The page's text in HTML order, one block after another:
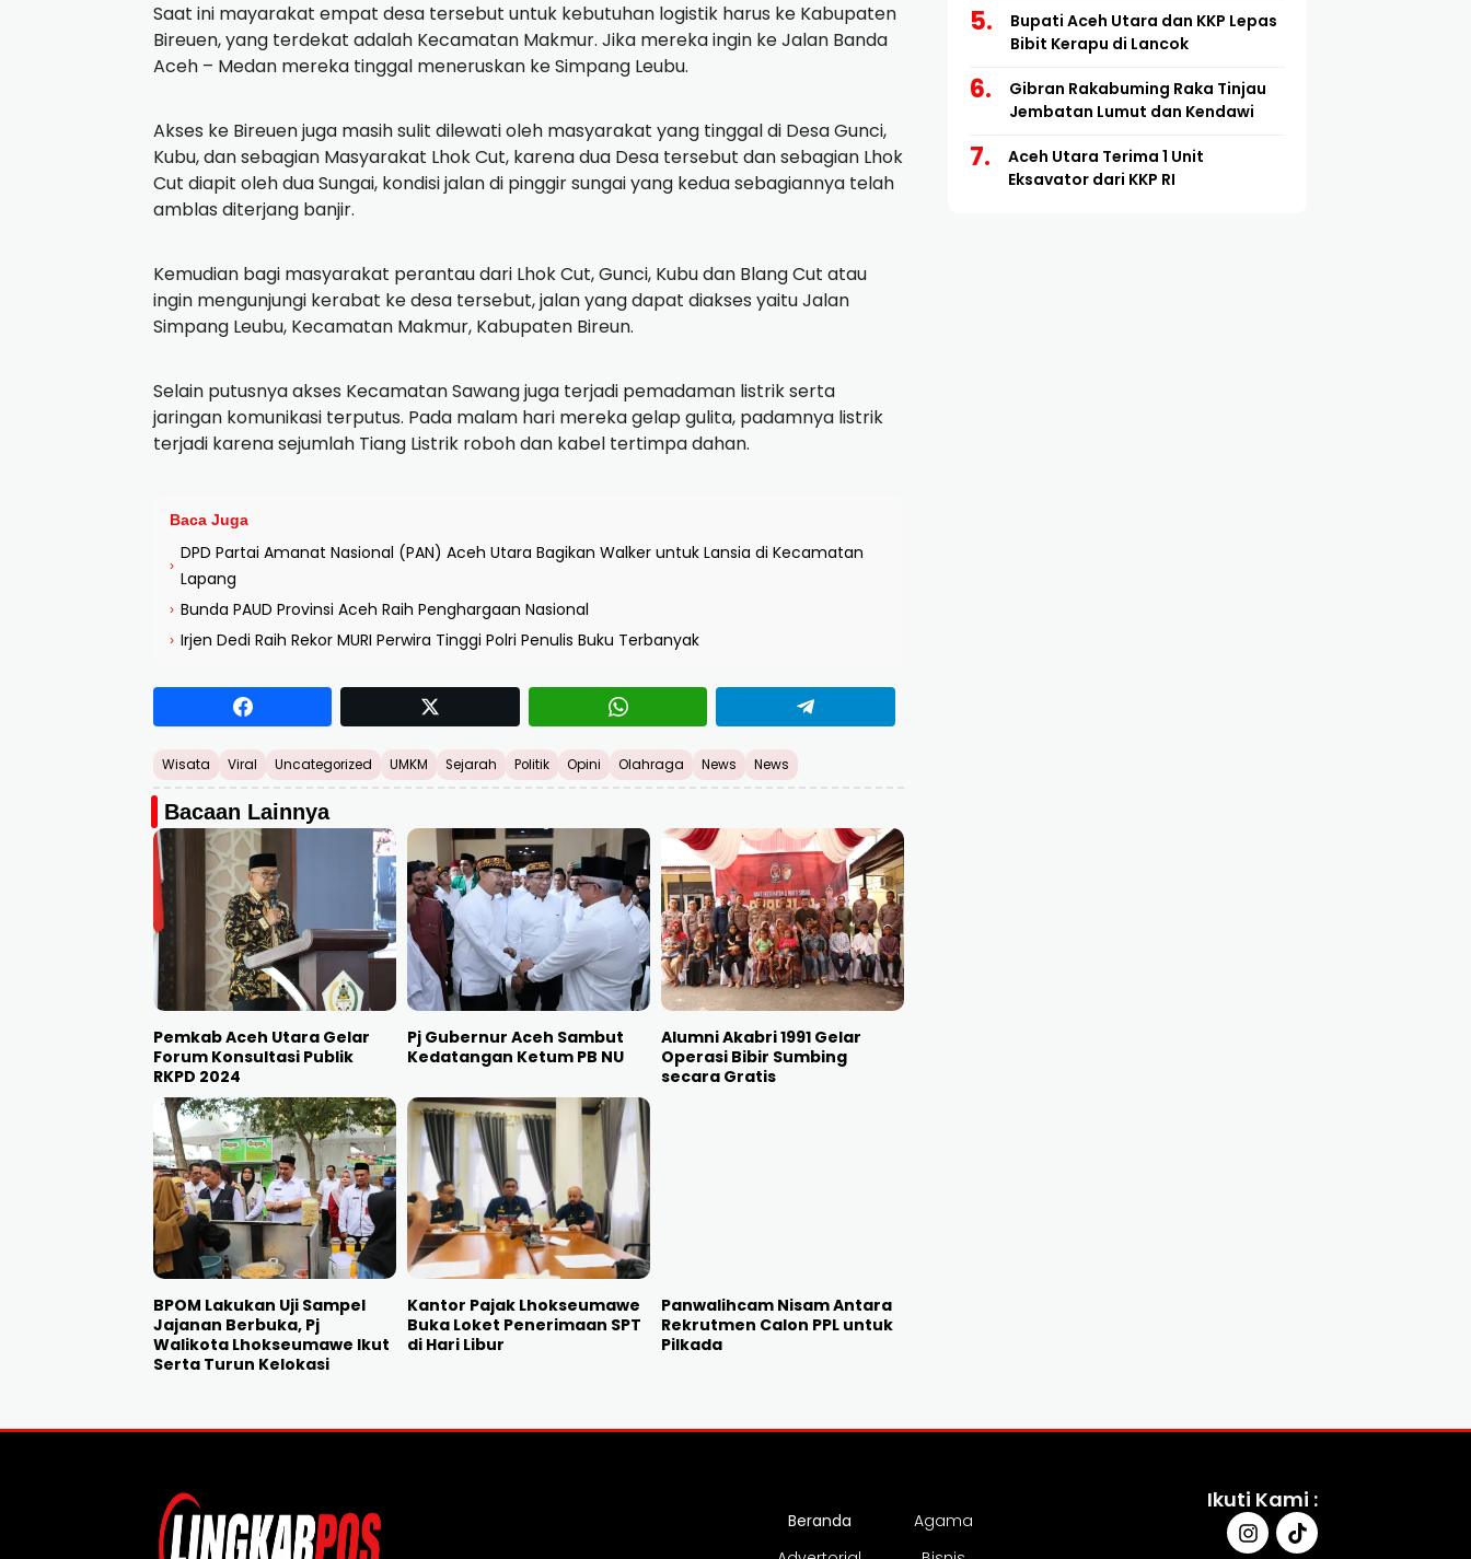
Saat ini mayarakat empat desa tersebut untuk kebutuhan logistik harus ke Kabupaten
Bireuen, yang terdekat adalah Kecamatan Makmur. Jika mereka ingin ke Jalan Banda
Aceh – Medan mereka tinggal meneruskan ke Simpang Leubu.
Akses ke Bireuen juga masih sulit dilewati oleh masyarakat yang tinggal di Desa Gunci,
Kubu, dan sebagian Masyarakat Lhok Cut, karena dua Desa tersebut dan sebagian Lhok
Cut diapit oleh dua Sungai, kondisi jalan di pinggir sungai yang kedua sebagiannya telah
amblas diterjang banjir.
Kemudian bagi masyarakat perantau dari Lhok Cut, Gunci, Kubu dan Blang Cut atau
ingin mengunjungi kerabat ke desa tersebut, jalan yang dapat diakses yaitu Jalan
Simpang Leubu, Kecamatan Makmur, Kabupaten Bireun.
Selain putusnya akses Kecamatan Sawang juga terjadi pemadaman listrik serta
jaringan komunikasi terputus. Pada malam hari mereka gelap gulita, padamnya listrik
terjadi karena sejumlah Tiang Listrik roboh dan kabel tertimpa dahan.
Baca Juga
›
DPD Partai Amanat Nasional (PAN) Aceh Utara Bagikan Walker untuk Lansia di Kecamatan
Lapang
› Bunda PAUD Provinsi Aceh Raih Penghargaan Nasional
› Irjen Dedi Raih Rekor MURI Perwira Tinggi Polri Penulis Buku Terbanyak
Wisata Viral Uncategorized UMKM Sejarah Politik Opini Olahraga News News
Bacaan Lainnya
Pemkab Aceh Utara Gelar
Forum Konsultasi Publik
RKPD 2024
Pj Gubernur Aceh Sambut
Kedatangan Ketum PB NU
Alumni Akabri 1991 Gelar
Operasi Bibir Sumbing
secara Gratis
BPOM Lakukan Uji Sampel
Jajanan Berbuka, Pj
Walikota Lhokseumawe Ikut
Serta Turun Kelokasi
Kantor Pajak Lhokseumawe
Buka Loket Penerimaan SPT
di Hari Libur
Panwalihcam Nisam Antara
Rekrutmen Calon PPL untuk
Pilkada
Bupati Aceh Utara dan KKP Lepas
Bibit Kerapu di Lancok
Gibran Rakabuming Raka Tinjau
Jembatan Lumut dan Kendawi
Aceh Utara Terima 1 Unit
Eksavator dari KKP RI
Beranda
Agama
Ikuti Kami :